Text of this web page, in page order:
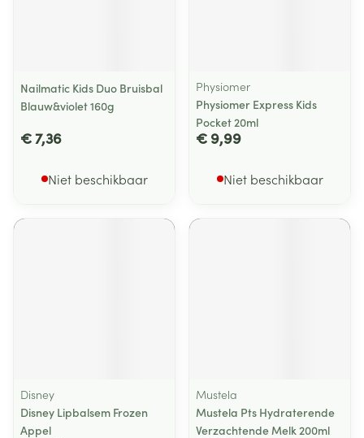
Nailmatic Kids Duo Bruisbal
Blauw&violet 160g
€ 7,36
Niet beschikbaar
Physiomer
Physiomer Express Kids
Pocket 20ml
€ 9,99
Niet beschikbaar
Disney
Disney Lipbalsem Frozen
Appel
Mustela
Mustela Pts Hydraterende
Verzachtende Melk 200ml